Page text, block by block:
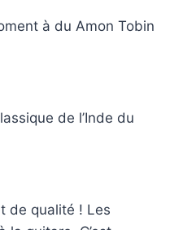
à du Amon Tobin
de l’Inde du
de qualité ! Les